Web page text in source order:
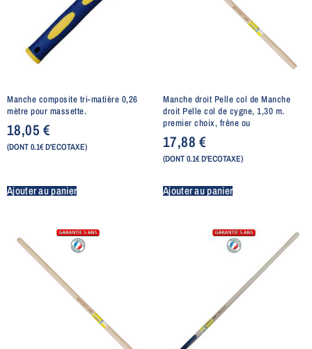
Manche composite tri-matière 0,26
mètre pour massette.
18,05€
(DONT 0.1€ D'ECOTAXE)
Ajouter au panier
Manche droit Pelle col de Manche
droit Pelle col de cygne, 1,30 m.
premier choix, frêne ou
17,88€
(DONT 0.1€ D'ECOTAXE)
Ajouter au panier